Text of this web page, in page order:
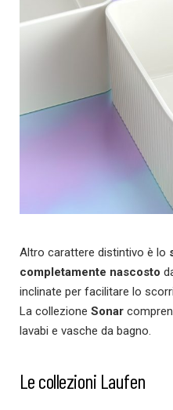
Altro carattere distintivo è lo
completamente nascosto
inclinate per facilitare lo
La collezione Sonar
lavabi e vasche da bagno.
Le collezioni Laufen